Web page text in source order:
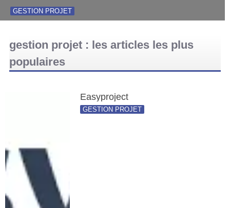
GESTION PROJET
gestion projet : les articles les plus
populaires
Easyproject
GESTION PROJET